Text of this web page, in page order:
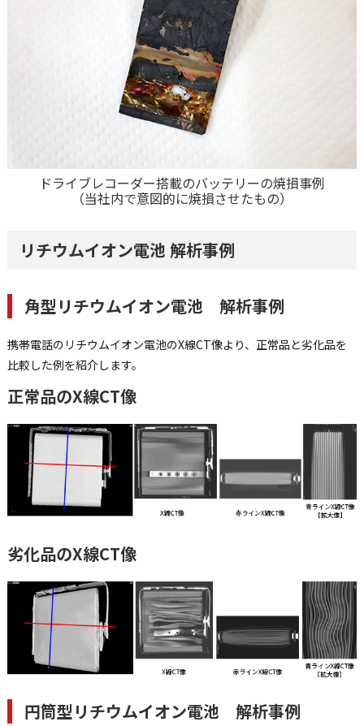
ドライブレコーダー搭載のバッテリーの焼損事例
（当社内で意図的に焼損させたもの）
リチウムイオン電池 解析事例
角型リチウムイオン電池 解析事例
携帯電話のリチウムイオン電池のX線CT像より、正常品と劣化品を
比較した例を紹介します。
正常品のX線CT像
劣化品のX線CT像
円筒型リチウムイオン電池 解析事例